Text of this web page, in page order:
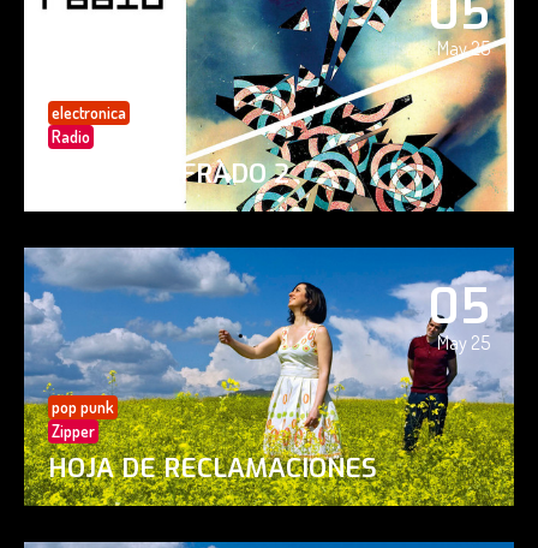
May 25
electronica
Radio
PAISAJE CIFRADO 2
05
May 25
pop punk
Zipper
HOJA DE RECLAMACIONES